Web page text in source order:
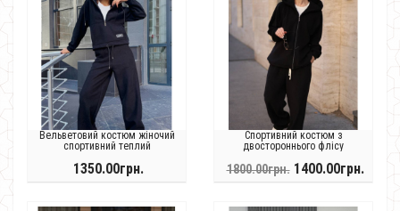
Вельветовий костюм жіночий
спортивний теплий
1350.00грн.
Спортивний костюм з
двостороннього флісу
1800.00грн. 1400.00грн.